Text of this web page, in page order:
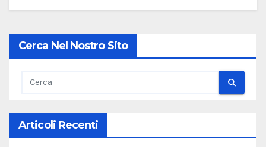
Cerca Nel Nostro Sito
Articoli Recenti